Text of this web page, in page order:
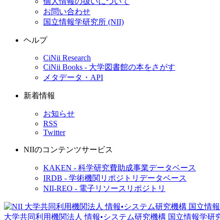
お問い合わせ
国立情報学研究所 (NII)
ヘルプ
CiNii Research
CiNii Books - 大学図書館の本をさがす
メタデータ・API
新着情報
お知らせ
RSS
Twitter
NIIのコンテンツサービス
KAKEN - 科学研究費助成事業データベース
IRDB - 学術機関リポジトリデータベース
NII-REO - 電子リソースリポジトリ
大学共同利用機関法人 情報•システム研究機構 国立情報学研